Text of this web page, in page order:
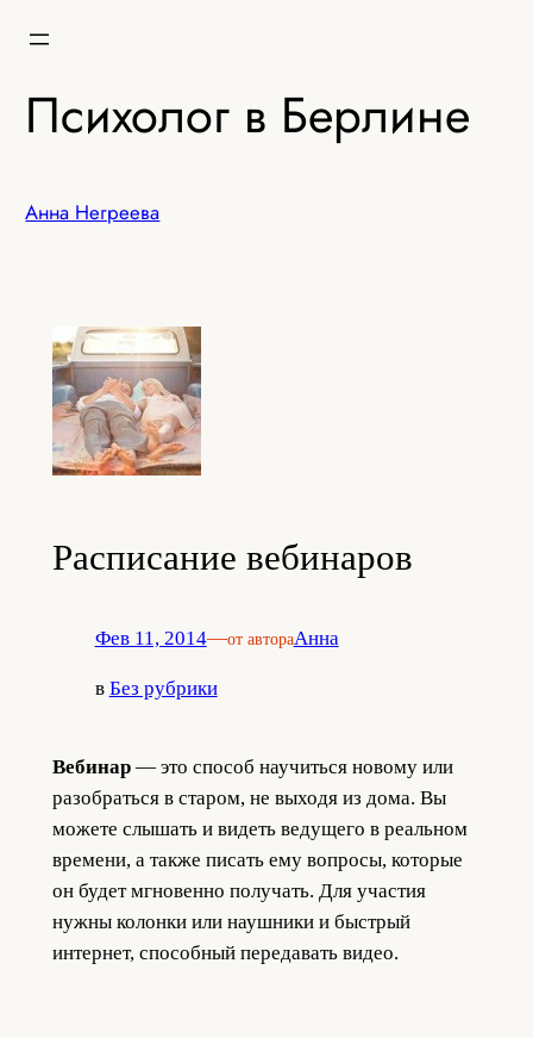
Психолог в Берлине
Анна Негреева
Расписание вебинаров
Фев 11, 2014—от автораАнна
в Без рубрики
Вебинар— это способ научиться новому или
разобраться в старом, не выходя из дома. Вы
можете слышать и видеть ведущего в реальном
времени, а также писать ему вопросы, которые
он будет мгновенно получать. Для участия
нужны колонки или наушники и быстрый
интернет, способный передавать видео.